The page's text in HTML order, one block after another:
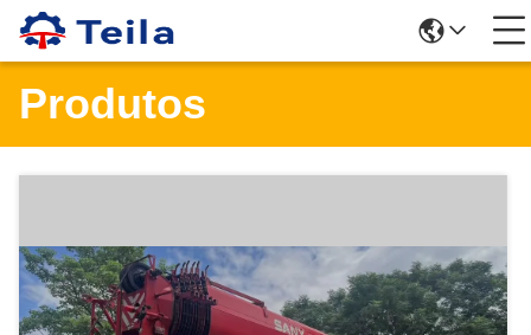
Produtos